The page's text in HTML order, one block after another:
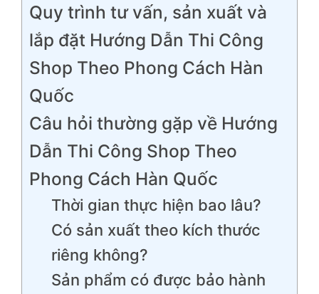
Quy trình tư vấn, sản xuất và
lắp đặt Hướng Dẫn Thi Công
Shop Theo Phong Cách Hàn
Quốc
Câu hỏi thường gặp về Hướng
Dẫn Thi Công Shop Theo
Phong Cách Hàn Quốc
Thời gian thực hiện bao lâu?
Có sản xuất theo kích thước
riêng không?
Sản phẩm có được bảo hành